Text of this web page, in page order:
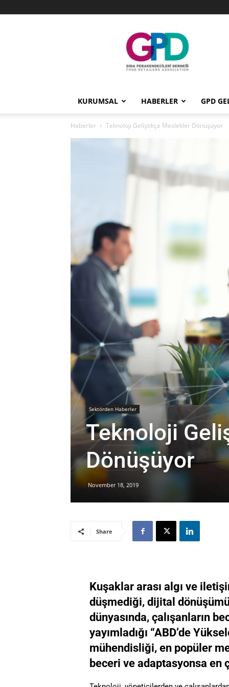
GPD
KURUMSAL HABERLER GPD
Haberler Teknoloji Geliştikçe Meslekler Dönüşüyor
Sektörden Haberler
Teknoloji
Dönüşüyor
November 18, 2019
Share
Kuşaklar arası algı ve
düşmediği, dijital
dünyasında, çalışanların
yayımladığı “ABD’de
mühendisliği, en popüler
beceri ve adaptasyonsa en